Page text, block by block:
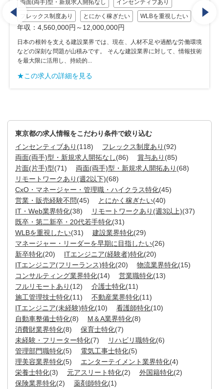
両面(両手)型・新規求人開拓なし インセンティブあり
フレックス制度あり とにかく稼ぎたい WLBを重視したい
年収：4,560,000円～12,000,000円
日本の根幹を支える建設業界では、現在、人材不足や過酷な労働環境
などの深刻な問題が山積みです。 そんな建設業界に対して、情報技術
を最大限に活用し、持続的...
★この求人の詳細を見る
東京都の求人情報をこだわり条件で絞り込む
インセンティブあり (118) フレックス制度あり (92)
両面(両手)型・新規求人開拓なし(86) 賞与あり (85)
片面(片手)型(71) 両面(両手)型・新規求人開拓あり (68)
リモートワークあり(週2以下)(68)
CxO・マネージャー・管理職・ハイクラス特化(45)
営業・販売経験不問(45) とにかく稼ぎたい(40)
IT・Web業界特化(38) リモートワークあり(週3以上)(37)
既卒・第二新卒・20代若手特化(31)
WLBを重視したい(31) 建設業界特化(29)
マネージャー・リーダーを早期に目指したい(26)
新卒特化(20) ITエンジニア(経験者)特化(20)
ITエンジニア(フリーランス)特化(20) 物流業界特化(15)
コンサルティング業界特化(14) 営業職特化(13)
フルリモートあり (12) 介護士特化(11)
施工管理技士特化(11) 不動産業界特化(11)
ITエンジニア(未経験)特化(10) 看護師特化(10)
自動車整備士特化(8) M＆A業界特化(8)
消費財業界特化(8) 保育士特化(7)
未経験・フリーター特化(7) リハビリ職特化(6)
管理部門職特化(5) 電気工事士特化(5)
理美容業界特化(5) エンターテイメント業界特化(4)
栄養士特化(3) 元アスリート特化(2) 外国籍特化(2)
保険業界特化(2) 薬剤師特化(1)